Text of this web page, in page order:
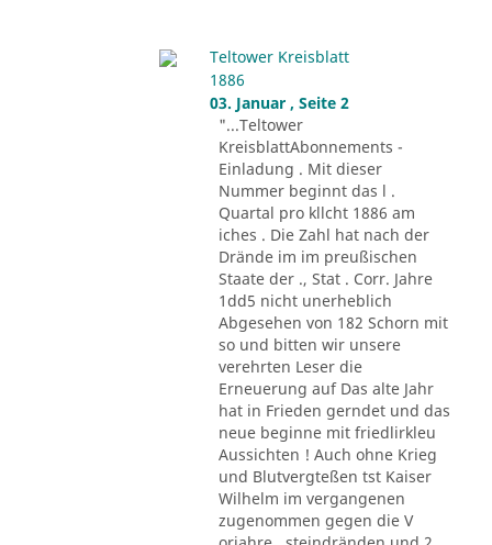
Teltower Kreisblatt
1886
03. Januar , Seite 2
"...Teltower
KreisblattAbonnements -
Einladung . Mit dieser
Nummer beginnt das l .
Quartal pro kllcht 1886 am
iches . Die Zahl hat nach der
Drände im im preußischen
Staate der ., Stat . Corr. Jahre
1dd5 nicht unerheblich
Abgesehen von 182 Schorn mit
so und bitten wir unsere
verehrten Leser die
Erneuerung auf Das alte Jahr
hat in Frieden gerndet und das
neue beginne mit friedlirkleu
Aussichten ! Auch ohne Krieg
und Blutvergteßen tst Kaiser
Wilhelm im vergangenen
zugenommen gegen die V